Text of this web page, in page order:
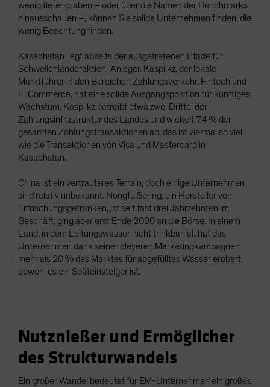
wenig tiefer graben – oder über die Namen der Benchmarks
hinausschauen –, können Sie solide Unternehmen finden, die
wenig Beachtung finden.
Kasachstan liegt abseits der ausgetretenen Pfade für
Schwellenländeraktien-Anleger. Kaspi.kz, der lokale
Marktführer in den Bereichen Zahlungsverkehr, Fintech und
E-Commerce, hat eine solide Ausgangsposition für künftiges
Wachstum. Kaspi.kz betreibt etwa zwei Drittel der
Zahlungsinfrastruktur des Landes und wickelt 74 % der
gesamten Zahlungstransaktionen ab, das ist viermal so viel
wie die Transaktionen von Visa und Mastercard in
Kasachstan.
China ist ein vertrauteres Terrain, doch einige Unternehmen
sind relativ unbekannt. Nongfu Spring, ein Hersteller von
Erfrischungsgetränken, ist seit fast drei Jahrzehnten im
Geschäft, ging aber erst Ende 2020 an die Börse. In einem
Land, in dem Leitungswasser nicht trinkbar ist, hat das
Unternehmen dank seiner cleveren Marketingkampagnen
mehr als 20 % des Marktes für abgefülltes Wasser erobert,
obwohl es ein Späteinsteiger ist.
Nutznießer und Ermöglicher
des Strukturwandels
Ein großer Wandel bedeutet für EM-Unternehmen ein großes